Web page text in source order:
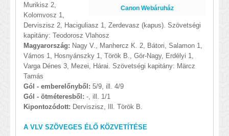
Canon Webáruház
Murikisz 2,
Kolomvosz 1,
Derviszisz 2, Haciguliasz 1, Zerdevasz (kapus). Szövetségi
kapitány: Teodorosz Vlahosz
Magyarország: Nagy V., Manhercz K. 2, Bátori, Salamon 1,
Vámos 1, Hosnyánszky 1, Török B., Gór-Nagy, Erdélyi 1,
Varga Dénes 3, Mezei, Hárai. Szövetségi kapitány: Märcz
Tamás
Gól - emberelőnyből: 5/9, ill. 4/9
Gól - ötméteresből: -, ill. 1/1
Kipontozódott: Derviszisz, Ill. Török B.
A VLV SZÖVEGES ÉLŐ KÖZVETÍTÉSE